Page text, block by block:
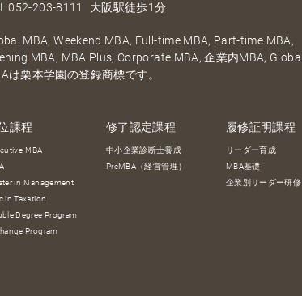
052-203-8111 大阪駅徒歩1分
MBA, Weekend MBA, Full-time MBA, Part-time MBA,
MBA, MBA Plus, Corporate MBA, 企業内MBA, Global
は栗本学園の登録商標です。
課程
MBA
in Management
in Taxation
Degree Program
Program
修了認定課程
中小企業診断士養成
PreMBA（経営管理）
履修証明課程
リーダー育成
MBA基礎
企業別リーダー研修